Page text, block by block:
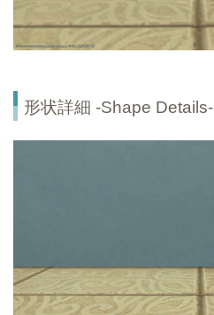
形状詳細 -Shape Details-